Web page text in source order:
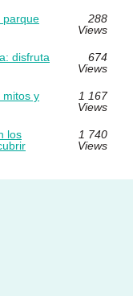
parque
288
Views
disfruta
674
Views
mitos y
1 167
Views
los
1 740
Views